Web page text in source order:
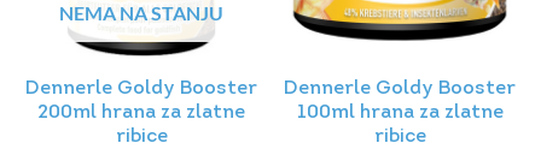
NEMA NA STANJU
Dennerle Goldy Booster
200ml hrana za zlatne
ribice
Dennerle Goldy Booster
100ml hrana za zlatne
ribice